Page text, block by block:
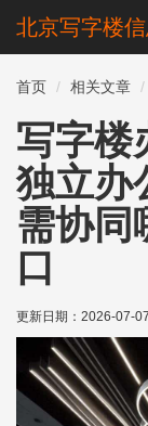
北京写字楼
首页 相关文章
写字楼
独立办
需协同
口
更新日期： 2026-07-07